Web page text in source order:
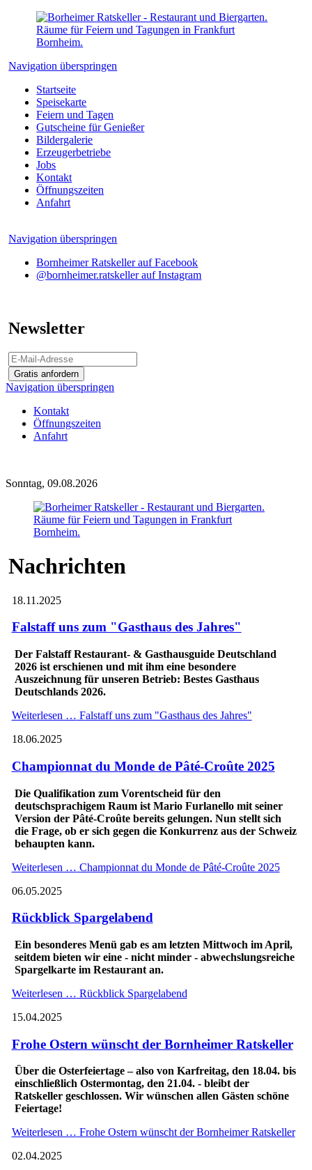
Navigation überspringen
Startseite
Speisekarte
Feiern und Tagen
Gutscheine für Genießer
Bildergalerie
Erzeugerbetriebe
Jobs
Kontakt
Öffnungszeiten
Anfahrt
Navigation überspringen
Bornheimer Ratskeller auf Facebook
@bornheimer.ratskeller auf Instagram
Newsletter
Gratis anfordern
Navigation überspringen
Kontakt
Öffnungszeiten
Anfahrt
Sonntag, 09.08.2026
Nachrichten
18.11.2025
Falstaff uns zum "Gasthaus des Jahres"
Der Falstaff Restaurant- & Gasthausguide Deutschland
2026 ist erschienen und mit ihm eine besondere
Auszeichnung für unseren Betrieb: Bestes Gasthaus
Deutschlands 2026.
Weiterlesen … Falstaff uns zum "Gasthaus des Jahres"
18.06.2025
Championnat du Monde de Pâté-Croûte 2025
Die Qualifikation zum Vorentscheid für den
deutschsprachigem Raum ist Mario Furlanello mit seiner
Version der Pâté-Croûte bereits gelungen. Nun stellt sich
die Frage, ob er sich gegen die Konkurrenz aus der Schweiz
behaupten kann.
Weiterlesen … Championnat du Monde de Pâté-Croûte 2025
06.05.2025
Rückblick Spargelabend
Ein besonderes Menü gab es am letzten Mittwoch im April,
seitdem bieten wir eine - nicht minder - abwechslungsreiche
Spargelkarte im Restaurant an.
Weiterlesen … Rückblick Spargelabend
15.04.2025
Frohe Ostern wünscht der Bornheimer Ratskeller
Über die Osterfeiertage – also von Karfreitag, den 18.04. bis
einschließlich Ostermontag, den 21.04. - bleibt der
Ratskeller geschlossen. Wir wünschen allen Gästen schöne
Feiertage!
Weiterlesen … Frohe Ostern wünscht der Bornheimer Ratskeller
02.04.2025